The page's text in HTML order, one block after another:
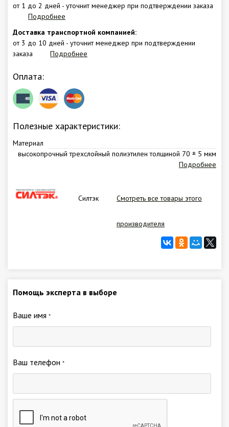
от 1 до 2 дней - уточнит менеджер при подтверждении заказа
Подробнее
Доставка транспортной компанией:
от 3 до 10 дней - уточнит менеджер при подтверждении
заказа
Подробнее
Оплата:
Полезные характеристики:
Материал
высокопрочный трехслойный полиэтилен толщиной 70 ± 5 мкм
Подробнее
Силтэк Смотреть все товары этого
производителя
Помощь эксперта в выборе
Ваше имя *
Ваш телефон *